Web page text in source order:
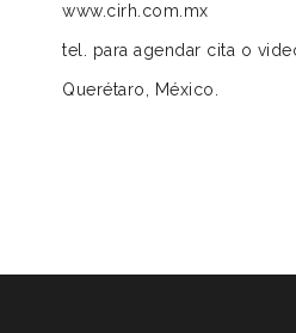
www.cirh.com.mx
tel. para agendar cita o
Querétaro, México.